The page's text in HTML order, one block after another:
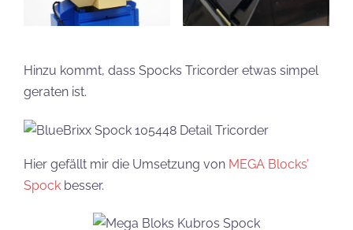
Hinzu kommt, dass Spocks Tricorder etwas simpel
geraten ist.
Hier gefällt mir die Umsetzung von MEGA Blocks’
Spock besser.